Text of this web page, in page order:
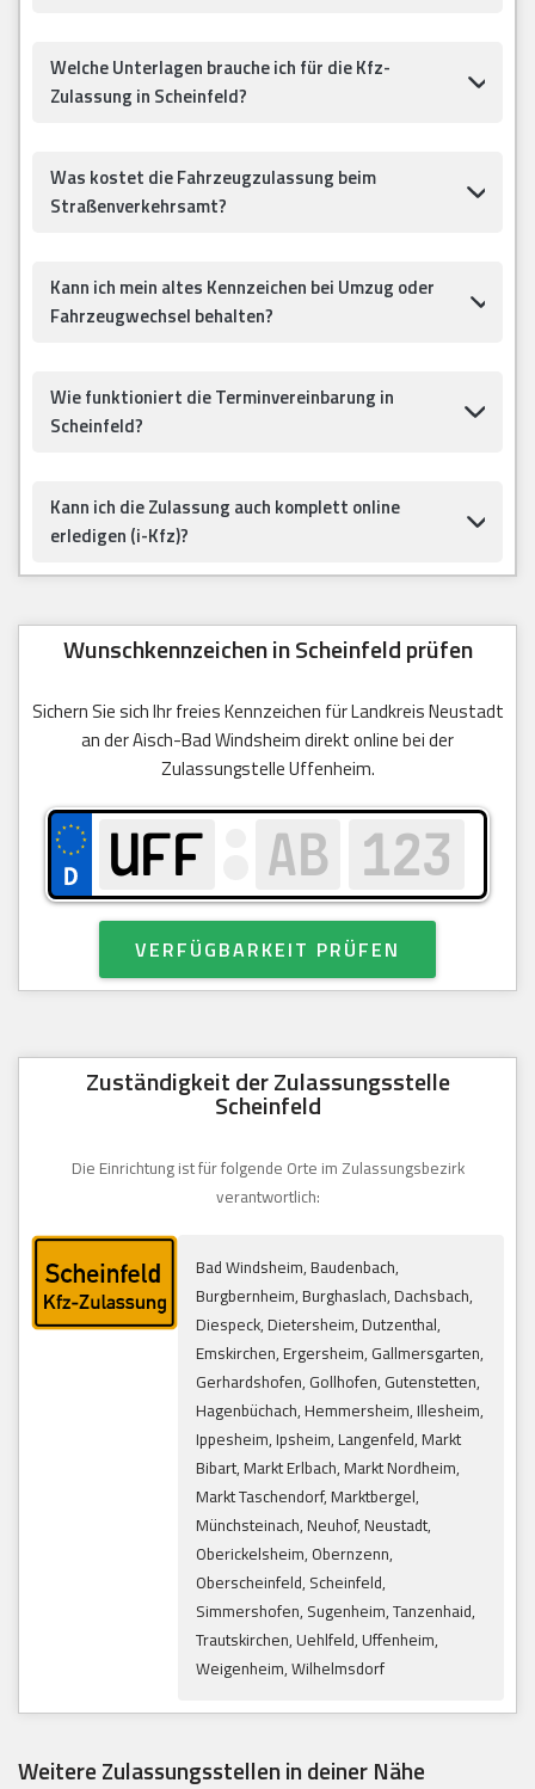
Welche Unterlagen brauche ich für die Kfz-
Zulassung in Scheinfeld?
Was kostet die Fahrzeugzulassung beim
Straßenverkehrsamt?
Kann ich mein altes Kennzeichen bei Umzug oder
Fahrzeugwechsel behalten?
Wie funktioniert die Terminvereinbarung in
Scheinfeld?
Kann ich die Zulassung auch komplett online
erledigen (i-Kfz)?
Wunschkennzeichen in Scheinfeld prüfen
Sichern Sie sich Ihr freies Kennzeichen für Landkreis Neustadt
an der Aisch-Bad Windsheim direkt online bei der
Zulassungstelle Uffenheim.
VERFÜGBARKEIT PRÜFEN
Zuständigkeit der Zulassungsstelle
Scheinfeld
Die Einrichtung ist für folgende Orte im Zulassungsbezirk
verantwortlich:
Bad Windsheim, Baudenbach,
Burgbernheim, Burghaslach, Dachsbach,
Diespeck, Dietersheim, Dutzenthal,
Emskirchen, Ergersheim, Gallmersgarten,
Gerhardshofen, Gollhofen, Gutenstetten,
Hagenbüchach, Hemmersheim, Illesheim,
Ippesheim, Ipsheim, Langenfeld, Markt
Bibart, Markt Erlbach, Markt Nordheim,
Markt Taschendorf, Marktbergel,
Münchsteinach, Neuhof, Neustadt,
Oberickelsheim, Obernzenn,
Oberscheinfeld, Scheinfeld,
Simmershofen, Sugenheim, Tanzenhaid,
Trautskirchen, Uehlfeld, Uffenheim,
Weigenheim, Wilhelmsdorf
Weitere Zulassungsstellen in deiner Nähe